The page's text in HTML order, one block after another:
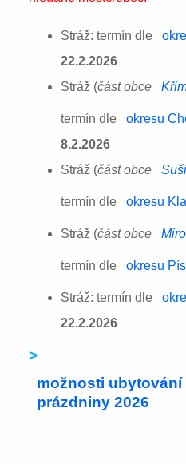
Stráž: termín dle
22.2.2026
Stráž (část obce
termín dle okresu
8.2.2026
Stráž (část obce
termín dle okresu
Stráž (část obce
termín dle okresu
Stráž: termín dle
22.2.2026
>
možnosti ubytování
prázdniny 2026